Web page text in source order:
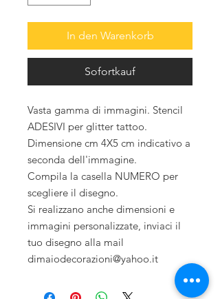
In den Warenkorb
Sofortkauf
Vasta gamma di immagini. Stencil
ADESIVI per glitter tattoo.
Dimensione cm 4X5 cm indicativo a
seconda dell'immagine.
Compila la casella NUMERO per
scegliere il disegno.
Si realizzano anche dimensioni e
immagini personalizzate, inviaci il
tuo disegno alla mail
dimaiodecorazioni@yahoo.it